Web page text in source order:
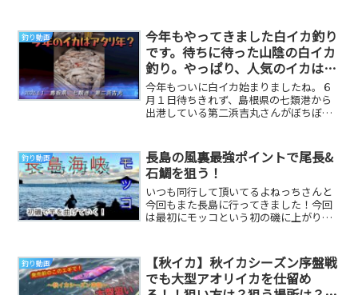
釣り動画
今年もやってきました白イカ釣り
です。待ちに待った山陰の白イカ
釣り。やっぱり、人気のイカは
遥。今年はアタリ年になるの
か？？楽しみで仕方ないですね。
今年もついに白イカ始まりましたね。６
月１日待ちきれず、島根県の七類港から
出港している第二浜吉丸さんがぼちぼち
釣り動画
長島の風裏最強ポイントで尾長&
石鯛を狙う！
いつも同行して頂いてるよねっちさんと
今回もまた長島に行ってきました！今回
は最初にモッコという初の磯に上がりま
釣り動画
【秋イカ】秋イカシーズン序盤戦
でも大型アオリイカを仕留め